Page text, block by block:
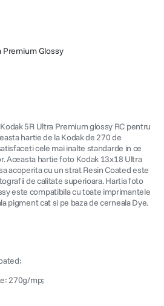
Premium Glossy
5R Ultra Premium glossy RC pentru
hartie de la Kodak de 270 de
cele mai inalte standarde in ce
Aceasta hartie foto Kodak 13x18 Ultra
acoperita cu un strat Resin Coated este
de calitate superioara. Hartia foto
este compatibila cu toate imprimantele
pigment cat si pe baza de cerneala Dye.
270g/mp;